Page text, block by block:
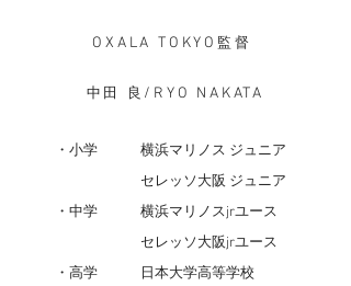
OXALA TOKYO 監督
中田 良 /RYO NAKATA
・小学 横浜マリノス ジュニア
セレッソ大阪 ジュニア
・ 中学
横浜マリノスjrユース
セレッソ大阪jrユース
・高学 日本大学高等学校